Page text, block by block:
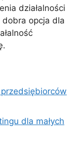
działalności
opcja dla
dla małych